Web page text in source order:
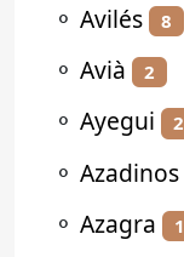
⚬ Avilés 8
⚬ Avià 2
⚬ Ayegui 2
⚬ Azadinos
⚬ Azagra 1